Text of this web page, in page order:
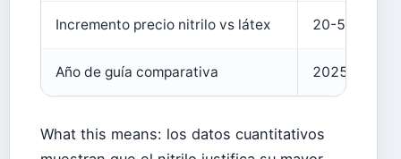
Incremento precio nitrilo vs látex 20-50% más
Año de guía comparativa 2025
What this means: los datos cuantitativos